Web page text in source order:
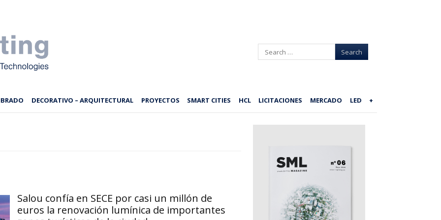
Search
DECORATIVO – ARQUITECTURAL PROYECTOS SMART CITIES HCL LICITACIONES MERCADO LED +
Salou confía en SECE por casi un millón de
euros la renovación lumínica de importantes